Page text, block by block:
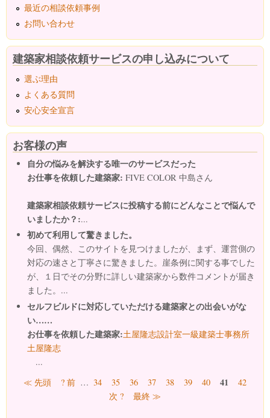
最近の相談依頼事例
お問い合わせ
建築家相談依頼サービスの申し込みについて
選ぶ理由
よくある質問
安心安全宣言
お客様の声
自分の悩みを解決する唯一のサービスだった
お仕事を依頼した建築家: FIVE COLOR 中島さん
建築家相談依頼サービスに投稿する前にどんなことで悩んで
いましたか？:...
初めて利用して驚きました。
今回、偶然、このサイトを見つけましたが、まず、運営側の
対応の速さと丁寧さに驚きました。崖条例に関する事でした
が、１日でその分野に詳しい建築家から数件コメントが届き
ました。...
セルフビルドに対応していただける建築家との出会いがな
い……
お仕事を依頼した建築家:土屋隆志設計室一級建築士事務所
土屋隆志
...
ページ
≪ 先頭 ? 前 … 34 35 36 37 38 39 40 41
42
次 ?
最終 ≫